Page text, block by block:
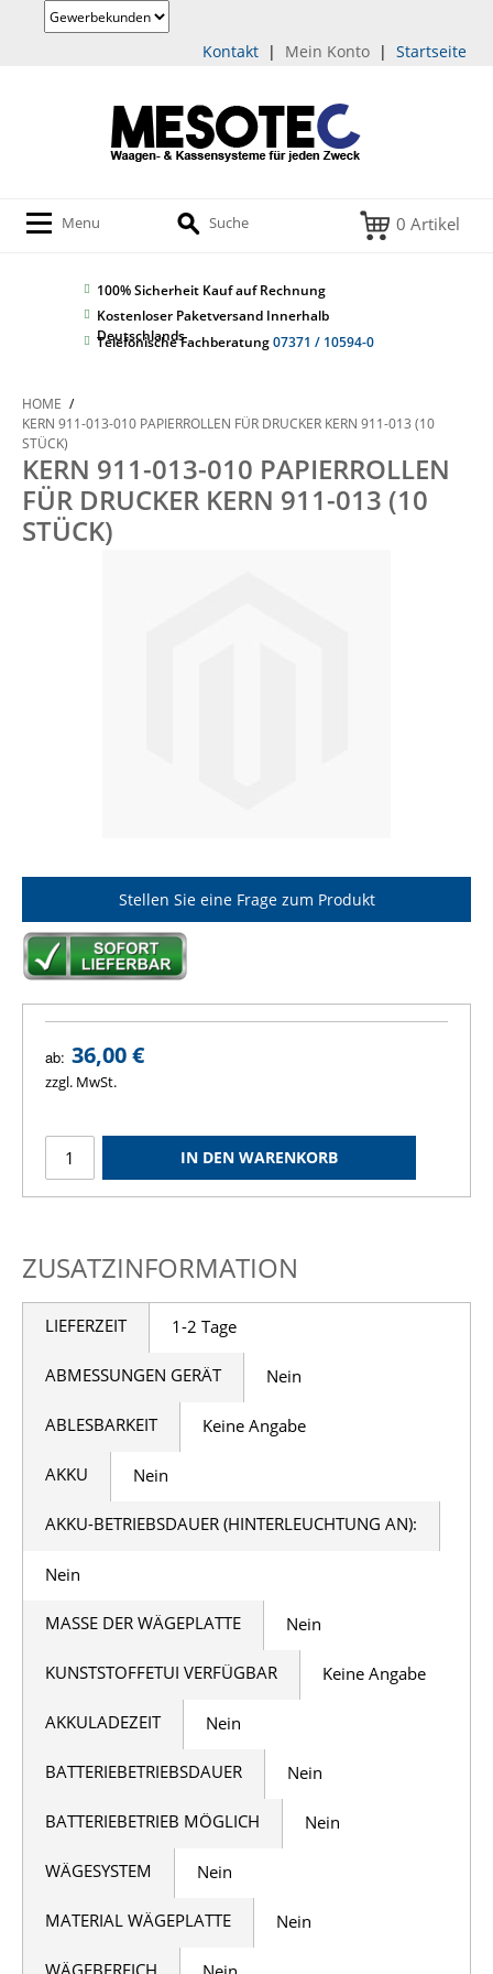
Startseite
|
Mein Konto
|
Kontakt
Menu Suche 0 Artikel
100% Sicherheit Kauf auf Rechnung
Kostenloser Paketversand Innerhalb
Deutschlands
Telefonische Fachberatung07371 / 10594-0
HOME /
KERN 911-013-010 PAPIERROLLEN FÜR DRUCKER KERN 911-013 (10
STÜCK)
KERN 911-013-010 PAPIERROLLEN
FÜR DRUCKER KERN 911-013 (10
STÜCK)
Stellen Sie eine Frage zum Produkt
ab: 36,00 €
zzgl. MwSt.
IN DEN WARENKORB
ZUSATZINFORMATION
LIEFERZEIT 1-2 Tage
ABMESSUNGEN GERÄT Nein
ABLESBARKEIT Keine Angabe
AKKU Nein
AKKU-BETRIEBSDAUER (HINTERLEUCHTUNG AN):
Nein
MASSE DER WÄGEPLATTE Nein
KUNSTSTOFFETUI VERFÜGBAR Keine Angabe
AKKULADEZEIT Nein
BATTERIEBETRIEBSDAUER Nein
BATTERIEBETRIEB MÖGLICH Nein
WÄGESYSTEM Nein
MATERIAL WÄGEPLATTE Nein
WÄGEBEREICH